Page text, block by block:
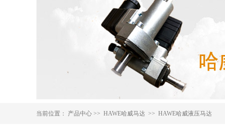
当前位置： 产品中心 >> HAWE哈威马达 >> HAWE哈威液压马达